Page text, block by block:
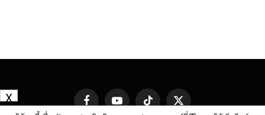
FacebookYouTube TikTok
X
X